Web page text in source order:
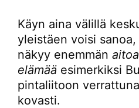
Käyn aina välillä
yleistäen voisi
näkyy enemmän aitoa
elämää esimerkiksi
pintaliitoon
kovasti.